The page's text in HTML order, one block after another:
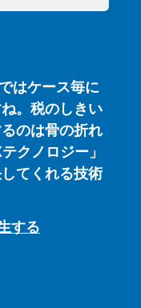
はケース毎に
。税のしきい
のは骨の折れ
クノロジー」
てくれる技術
する